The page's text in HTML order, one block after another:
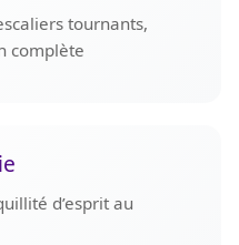
tournants,
complète
d’esprit au